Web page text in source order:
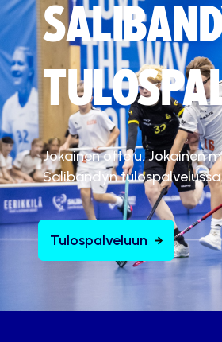
Jokainen ottelu. Jokainen
Salibandyn
Tulospalveluun